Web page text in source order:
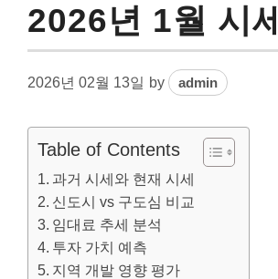
2026년 1월 시세
2026년 02월 13일 by admin
Table of Contents
과거 시세와 현재 시세
신도시 vs 구도심 비교
임대료 추세 분석
투자 가치 예측
지역 개발 영향 평가